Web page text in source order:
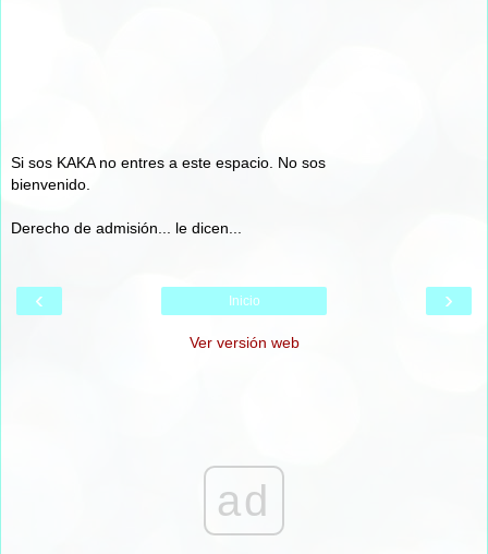
Si sos KAKA no entres a este espacio. No sos
bienvenido.
Derecho de admisión... le dicen...
‹ ›
Inicio
Ver versión web
ad